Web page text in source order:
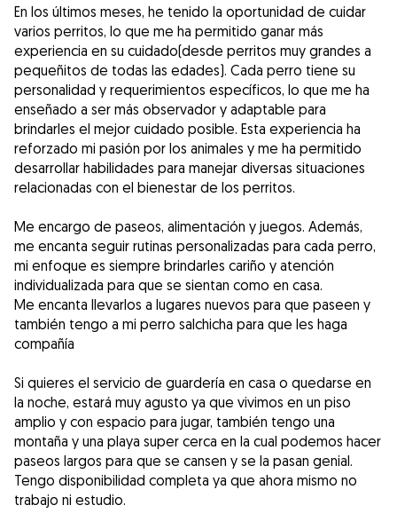
En los últimos meses, he tenido la oportunidad de cuidar
varios perritos, lo que me ha permitido ganar más
experiencia en su cuidado(desde perritos muy grandes a
pequeñitos de todas las edades). Cada perro tiene su
personalidad y requerimientos específicos, lo que me ha
enseñado a ser más observador y adaptable para
brindarles el mejor cuidado posible. Esta experiencia ha
reforzado mi pasión por los animales y me ha permitido
desarrollar habilidades para manejar diversas situaciones
relacionadas con el bienestar de los perritos.
Me encargo de paseos, alimentación y juegos. Además,
me encanta seguir rutinas personalizadas para cada perro,
mi enfoque es siempre brindarles cariño y atención
individualizada para que se sientan como en casa.
Me encanta llevarlos a lugares nuevos para que paseen y
también tengo a mi perro salchicha para que les haga
compañía
Si quieres el servicio de guardería en casa o quedarse en
la noche, estará muy agusto ya que vivimos en un piso
amplio y con espacio para jugar, también tengo una
montaña y una playa super cerca en la cual podemos hacer
paseos largos para que se cansen y se la pasan genial.
Tengo disponibilidad completa ya que ahora mismo no
trabajo ni estudio.